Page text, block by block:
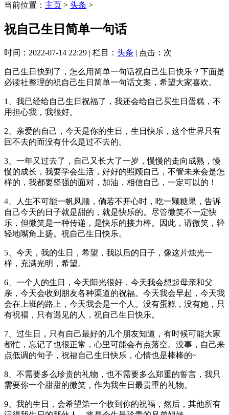
当前位置： 主页 > 头条 >
祝自己生日简单一句话
时间：2022-07-14 22:29 | 栏目： 头条 | 点击： 次
自己生日快到了，怎么用简单一句话祝自己生日快乐？下面是
必读社整理的祝自己生日简单一句话文案，希望大家喜欢。
1、我已经给自己生日祝福了，我还会给自己买生日蛋糕，不
用担心我，我很好。
2、亲爱的自己，今天是你的生日，生日快乐，这个世界只有
回不去的而没有什么是过不去的。
3、一年又过去了，自己又长大了一岁，慢慢的走向成熟，慢
慢的成长，我要学会生活，好好的照顾自己，不管未来会是怎
样的，我都要坚强的面对，加油，相信自己，一定可以的！
4、人生不可能一帆风顺，倘若不开心时，吃一颗糖果，告诉
自己今天的日子就是甜的，就是快乐的。尽管微笑不一定快
乐，但微笑是一种传递，是快乐的接力棒。因此，请微笑，轻
轻地嘴角上扬。祝自己生日快乐。
5、今天，我的生日，希望，我以后的日子，像这片烛光一
样，充满光明，希望。
6、一个人的生日，今天阳光很好，今天我会想起母亲和父
亲，今天会收到朋友各种渠道的祝福。今天我会早起，今天我
会在上班的路上，今天我会是一个人。没有蛋糕，没有她，只
有祝福，只有遇见的人，祝自己生日快乐。
7、过生日，只有自己最好的几个朋友知道，有时候可能大家
都忙，忘记了也很正常，心里可能会有点落空。没事，自己来
点低调的句子，祝福自己生日快乐，心情也是棒棒的~
8、不需要多么珍贵的礼物，也不需要多么郑重的誓言，我只
需要你一个甜甜的微笑，作为我生日最贵重的礼物。
9、我的生日，会希望第一个收到你的祝福，然后，其他所有